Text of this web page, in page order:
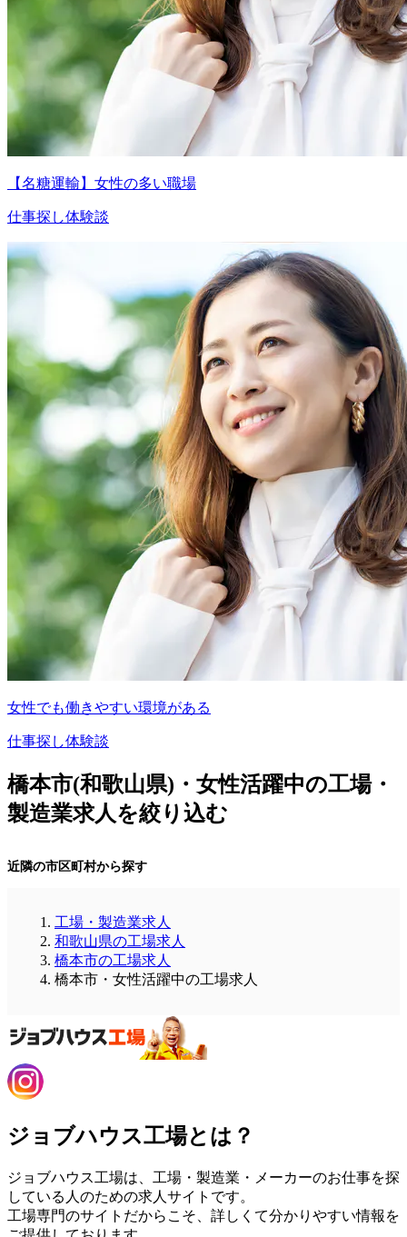
【名糖運輸】女性の多い職場
仕事探し体験談
女性でも働きやすい環境がある
仕事探し体験談
橋本市(和歌山県)・女性活躍中の工場・
製造業求人を絞り込む
近隣の市区町村から探す
工場・製造業求人
和歌山県の工場求人
橋本市の工場求人
橋本市・女性活躍中の工場求人
ジョブハウス工場とは？
ジョブハウス工場は、工場・製造業・メーカーのお仕事を探
している人のための求人サイトです。
工場専門のサイトだからこそ、詳しくて分かりやすい情報を